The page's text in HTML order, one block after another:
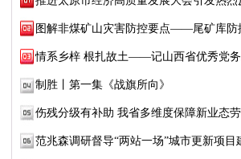
图解非煤矿山灾害防控要点——尾矿库防
情系乡梓 根扎故土——记山西省优秀党务
制胜丨第一集《战旗所向》
伤残分级有补助 我省多维度保障新业态劳
范兆森调研督导“两站一场”城市更新项目